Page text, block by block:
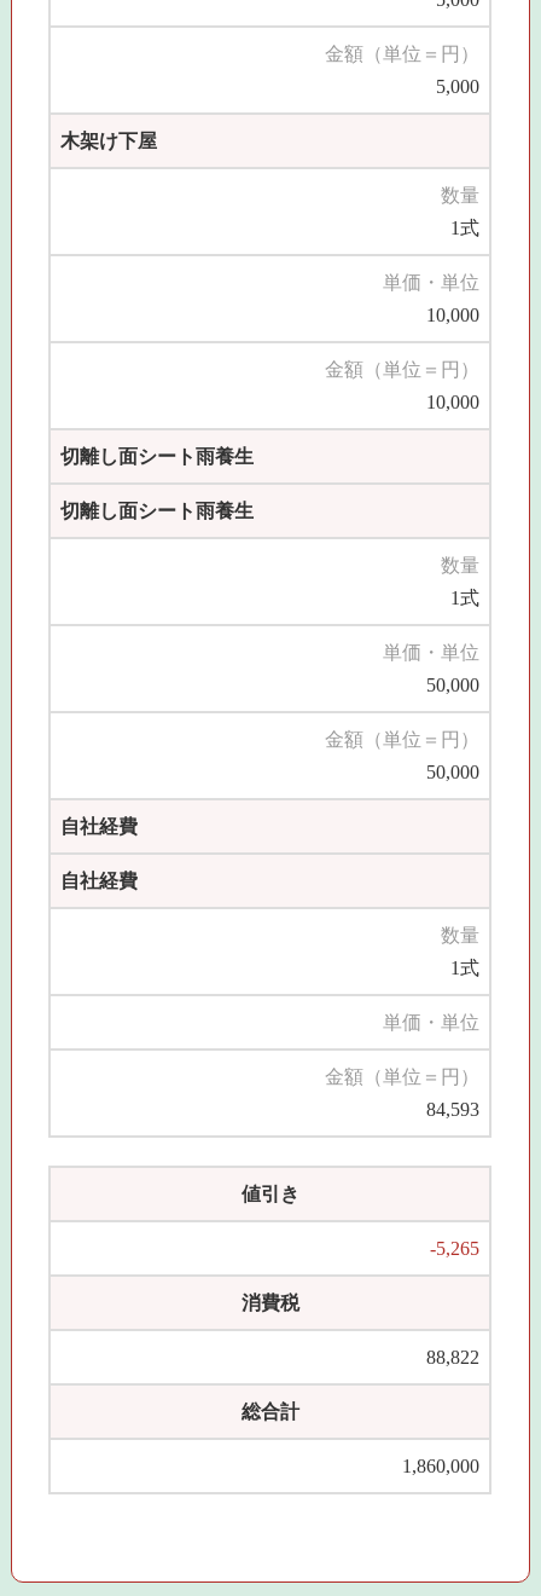
金額（単位＝円）
5,000
木架け下屋
数量
1式
単価・単位
10,000
金額（単位＝円）
10,000
切離し面シート雨養生
切離し面シート雨養生
数量
1式
単価・単位
50,000
金額（単位＝円）
50,000
自社経費
自社経費
数量
1式
単価・単位
金額（単位＝円）
84,593
値引き
-5,265
消費税
88,822
総合計
1,860,000